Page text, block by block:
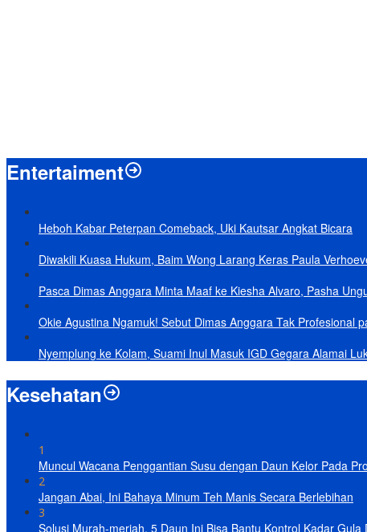
Entertaiment
Heboh Kabar Peterpan Comeback, Uki Kautsar Angkat Bicara
Diwakili Kuasa Hukum, Baim Wong Larang Keras Paula
Pasca Dimas Anggara Minta Maaf ke Kiesha Alvaro, Pasha
Okie Agustina Ngamuk! Sebut Dimas Anggara Tak Profesional
Nyemplung ke Kolam, Suami Inul Masuk IGD Gegara Alamai
Kesehatan
1
Muncul Wacana Penggantian Susu dengan Daun Kelor Pada
2
Jangan Abai, Ini Bahaya Minum Teh Manis Secara Berlebihan
3
Solusi Murah-meriah, 5 Daun Ini Bisa Bantu Kontrol Kadar Gula